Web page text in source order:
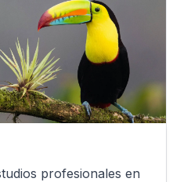
profesionales en